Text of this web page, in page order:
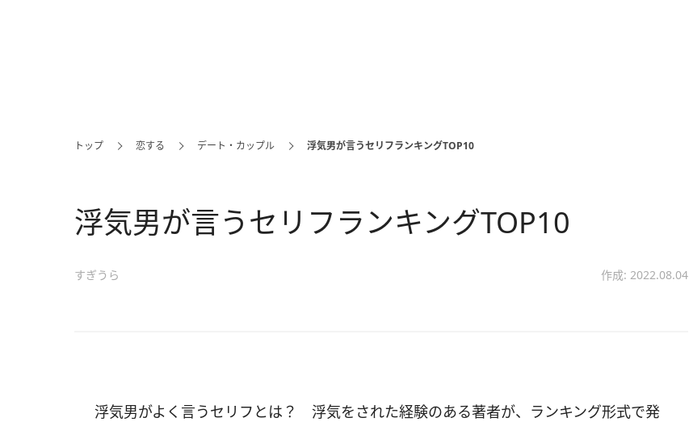
トップ 恋する デート・カップル 浮気男が言うセリフランキングTOP10
浮気男が言うセリフランキングTOP10
すぎうら 作成: 2022.08.04
浮気男がよく言うセリフとは？ 浮気をされた経験のある著者が、ランキング形式で発